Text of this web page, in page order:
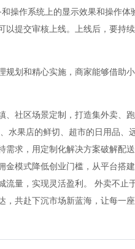
操作系统上的显示效果和操作体
提交审核上线。上线后，要持
划和精心实施，商家能够借助
社区场景定制，打造集外卖、
水果店的鲜切、超市的日用品、
求，用定制化解决方案破解配
模式降低创业门槛，从平台搭
量，实现灵活盈利。 外卖不止
共赴下沉市场新蓝海，让每一